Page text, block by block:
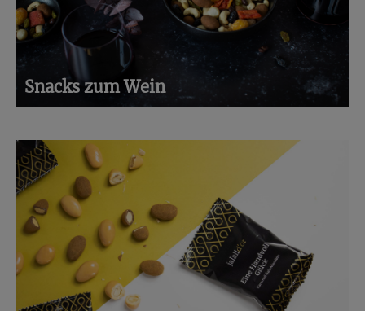
Snacks zum Wein